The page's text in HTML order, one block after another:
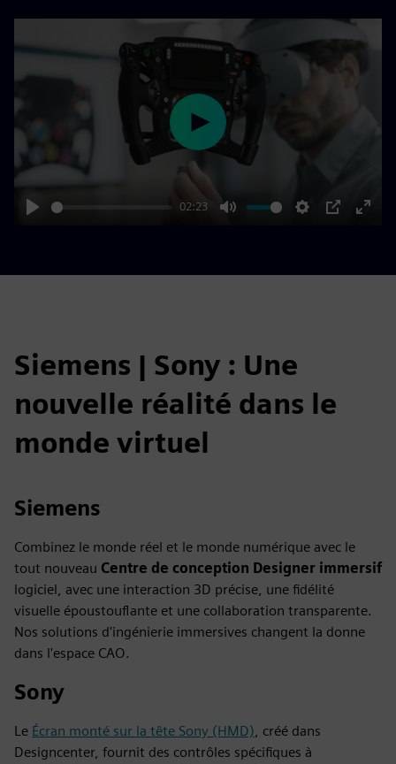
02:23
Play
Siemens | Sony : Une
nouvelle réalité dans le
monde virtuel
Siemens
Combinez le monde réel et le monde numérique avec le
tout nouveau Centre de conception Designer immersif
logiciel, avec une interaction 3D précise, une fidélité
visuelle époustouflante et une collaboration transparente.
Nos solutions d'ingénierie immersives changent la donne
dans l'espace CAO.
Sony
Le Écran monté sur la tête Sony (HMD), créé dans
Designcenter, fournit des contrôles spécifiques à